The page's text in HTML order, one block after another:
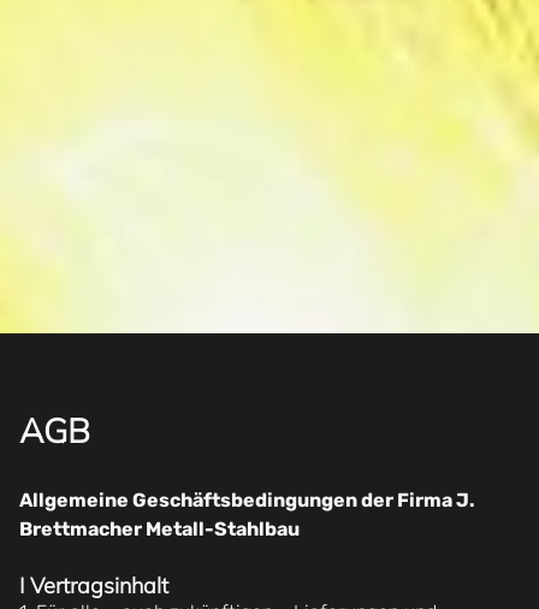
AGB
Allgemeine Geschäftsbedingungen der Firma J.
Brettmacher Metall-Stahlbau
I Vertragsinhalt